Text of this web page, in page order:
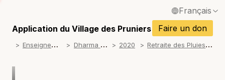
Français
English / Anglais
Español / Espagnol
Application du Village des Pruniers
Faire un don
E
nseignements D
harma talks 2020 R
etraite des Pluies 2020